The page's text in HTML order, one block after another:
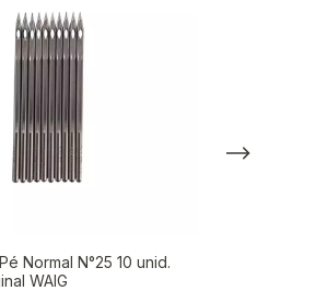
Normal N°25 10 unid.
WAIG